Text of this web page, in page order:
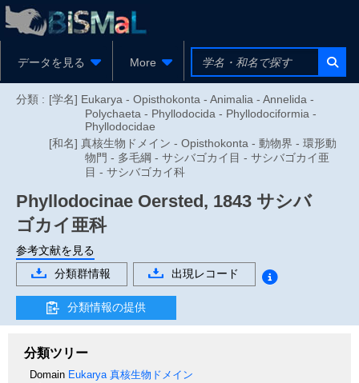
データを見る More
分類 : [学名] Eukarya - Opisthokonta - Animalia - Annelida -
Polychaeta - Phyllodocida - Phyllodociformia -
Phyllodocidae
[和名] 真核生物ドメイン - Opisthokonta - 動物界 - 環形動
物門 - 多毛綱 - サシバゴカイ目 - サシバゴカイ亜
目 - サシバゴカイ科
Phyllodocinae Oersted, 1843 サシバ
ゴカイ亜科
参考文献を見る
分類群情報
出現レコード
分類情報の提供
分類ツリー
Domain Eukarya 真核生物ドメイン